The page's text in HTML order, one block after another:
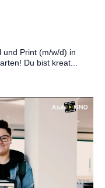
und Print (m/w/d) in
Du bist kreat...